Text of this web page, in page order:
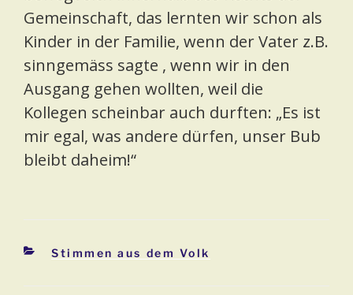
Gemeinschaft, das lernten wir schon als
Kinder in der Familie, wenn der Vater z.B.
sinngemäss sagte , wenn wir in den
Ausgang gehen wollten, weil die
Kollegen scheinbar auch durften: „Es ist
mir egal, was andere dürfen, unser Bub
bleibt daheim!“
Kategorien
Stimmen aus dem Volk